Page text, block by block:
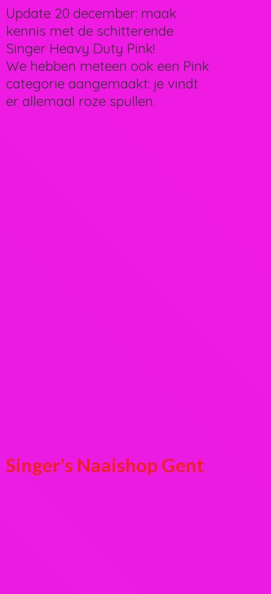
Singer's Naaishop Gent
Update 20 december: maak
kennis met de schitterende
Singer Heavy Duty Pink!
We hebben meteen ook een Pink
categorie aangemaakt: je vindt
er allemaal roze spullen.